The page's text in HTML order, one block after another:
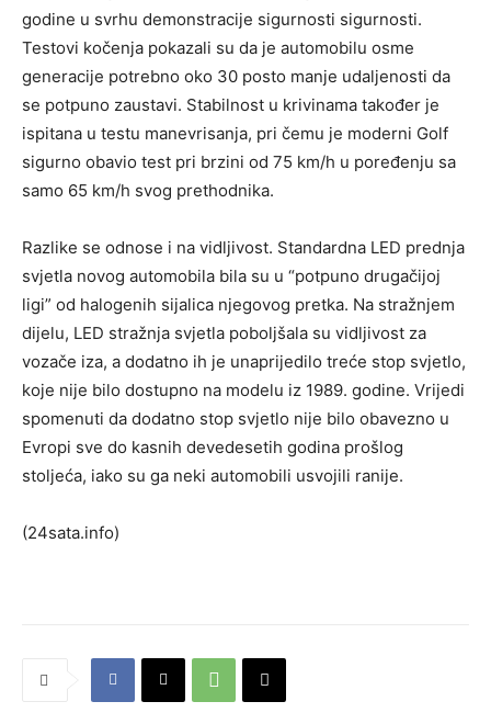
godine u svrhu demonstracije sigurnosti sigurnosti.
Testovi kočenja pokazali su da je automobilu osme
generacije potrebno oko 30 posto manje udaljenosti da
se potpuno zaustavi. Stabilnost u krivinama također je
ispitana u testu manevrisanja, pri čemu je moderni Golf
sigurno obavio test pri brzini od 75 km/h u poređenju sa
samo 65 km/h svog prethodnika.
Razlike se odnose i na vidljivost. Standardna LED prednja
svjetla novog automobila bila su u “potpuno drugačijoj
ligi” od halogenih sijalica njegovog pretka. Na stražnjem
dijelu, LED stražnja svjetla poboljšala su vidljivost za
vozače iza, a dodatno ih je unaprijedilo treće stop svjetlo,
koje nije bilo dostupno na modelu iz 1989. godine. Vrijedi
spomenuti da dodatno stop svjetlo nije bilo obavezno u
Evropi sve do kasnih devedesetih godina prošlog
stoljeća, iako su ga neki automobili usvojili ranije.
(24sata.info)